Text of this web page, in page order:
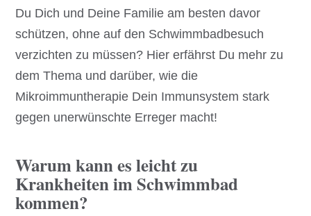
Du Dich und Deine Familie am besten davor
schützen, ohne auf den Schwimmbadbesuch
verzichten zu müssen? Hier erfährst Du mehr zu
dem Thema und darüber, wie die
Mikroimmuntherapie Dein Immunsystem stark
gegen unerwünschte Erreger macht!
Warum kann es leicht zu
Krankheiten im Schwimmbad
kommen?